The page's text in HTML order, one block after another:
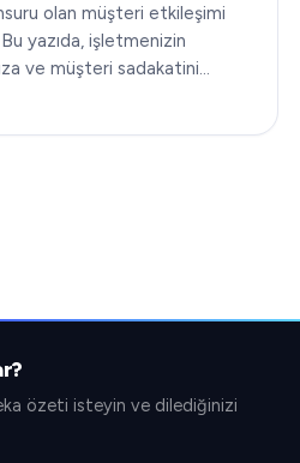
olan müşteri etkileşimi
yazıda, işletmenizin
ve müşteri sadakatini
olacak çeşitli müşteri
özeti isteyin ve dilediğinizi